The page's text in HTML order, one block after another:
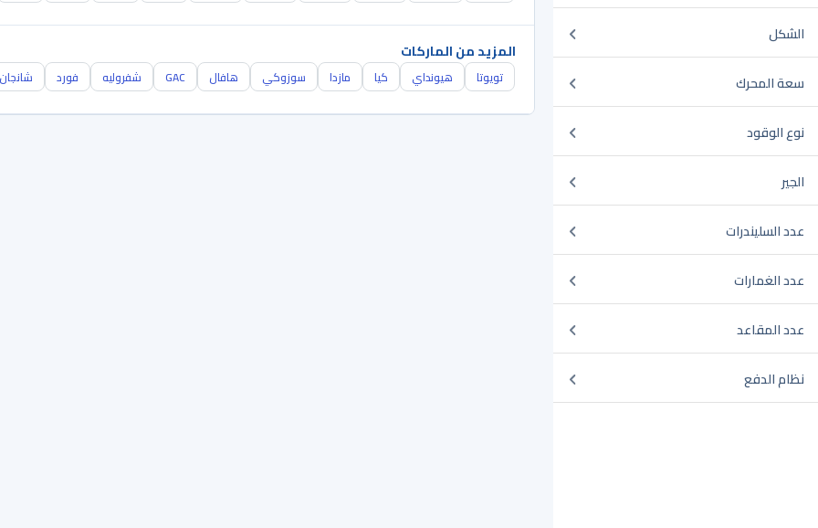
الشكل
سعة المحرك
نوع الوقود
الجير
عدد السليندرات
عدد الغمارات
عدد المقاعد
نظام الدفع
المزيد من الماركات
تويوتا هيونداي كيا مازدا سوزوكي هافال GAC شفروليه فورد شانجان